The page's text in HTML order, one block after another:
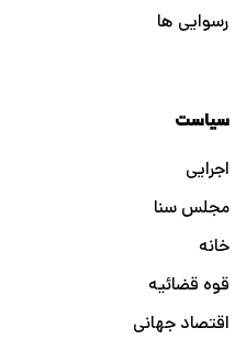
رسوایی ها
سیاست
اجرایی
مجلس سنا
خانه
قوه قضائیه
اقتصاد جهانی